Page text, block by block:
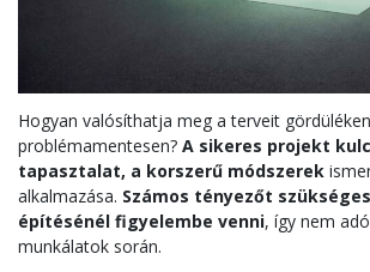
Hogyan valósíthatja meg a terveit
problémamentesen? A sikeres projekt
tapasztalat, a korszerű módszerek
alkalmazása. Számos tényezőt
építésénél figyelembe venni, így nem
munkálatok során.